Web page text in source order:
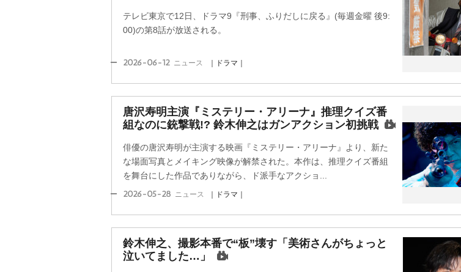
テレビ東京で12日、ドラマ9『刑事、ふりだしに戻る』(毎週金曜 後9:
00)の第8話が放送される。
2026-06-12 ニュース ｜ドラマ｜
唐沢寿明主演『ミステリー・アリーナ』推理クイズ番
組なのに銃撃戦!? 鈴木伸之はガンアクション初挑戦
俳優の唐沢寿明が主演する映画『ミステリー・アリーナ』より、新た
な場面写真とメイキング映像が解禁された。本作は、推理クイズ番組
を舞台にした作品でありながら、ド派手なアクショ...
2026-05-28 ニュース ｜ドラマ｜
鈴木伸之、撮影本番で“板”壊す「美術さんがちょっと
泣いてました…」